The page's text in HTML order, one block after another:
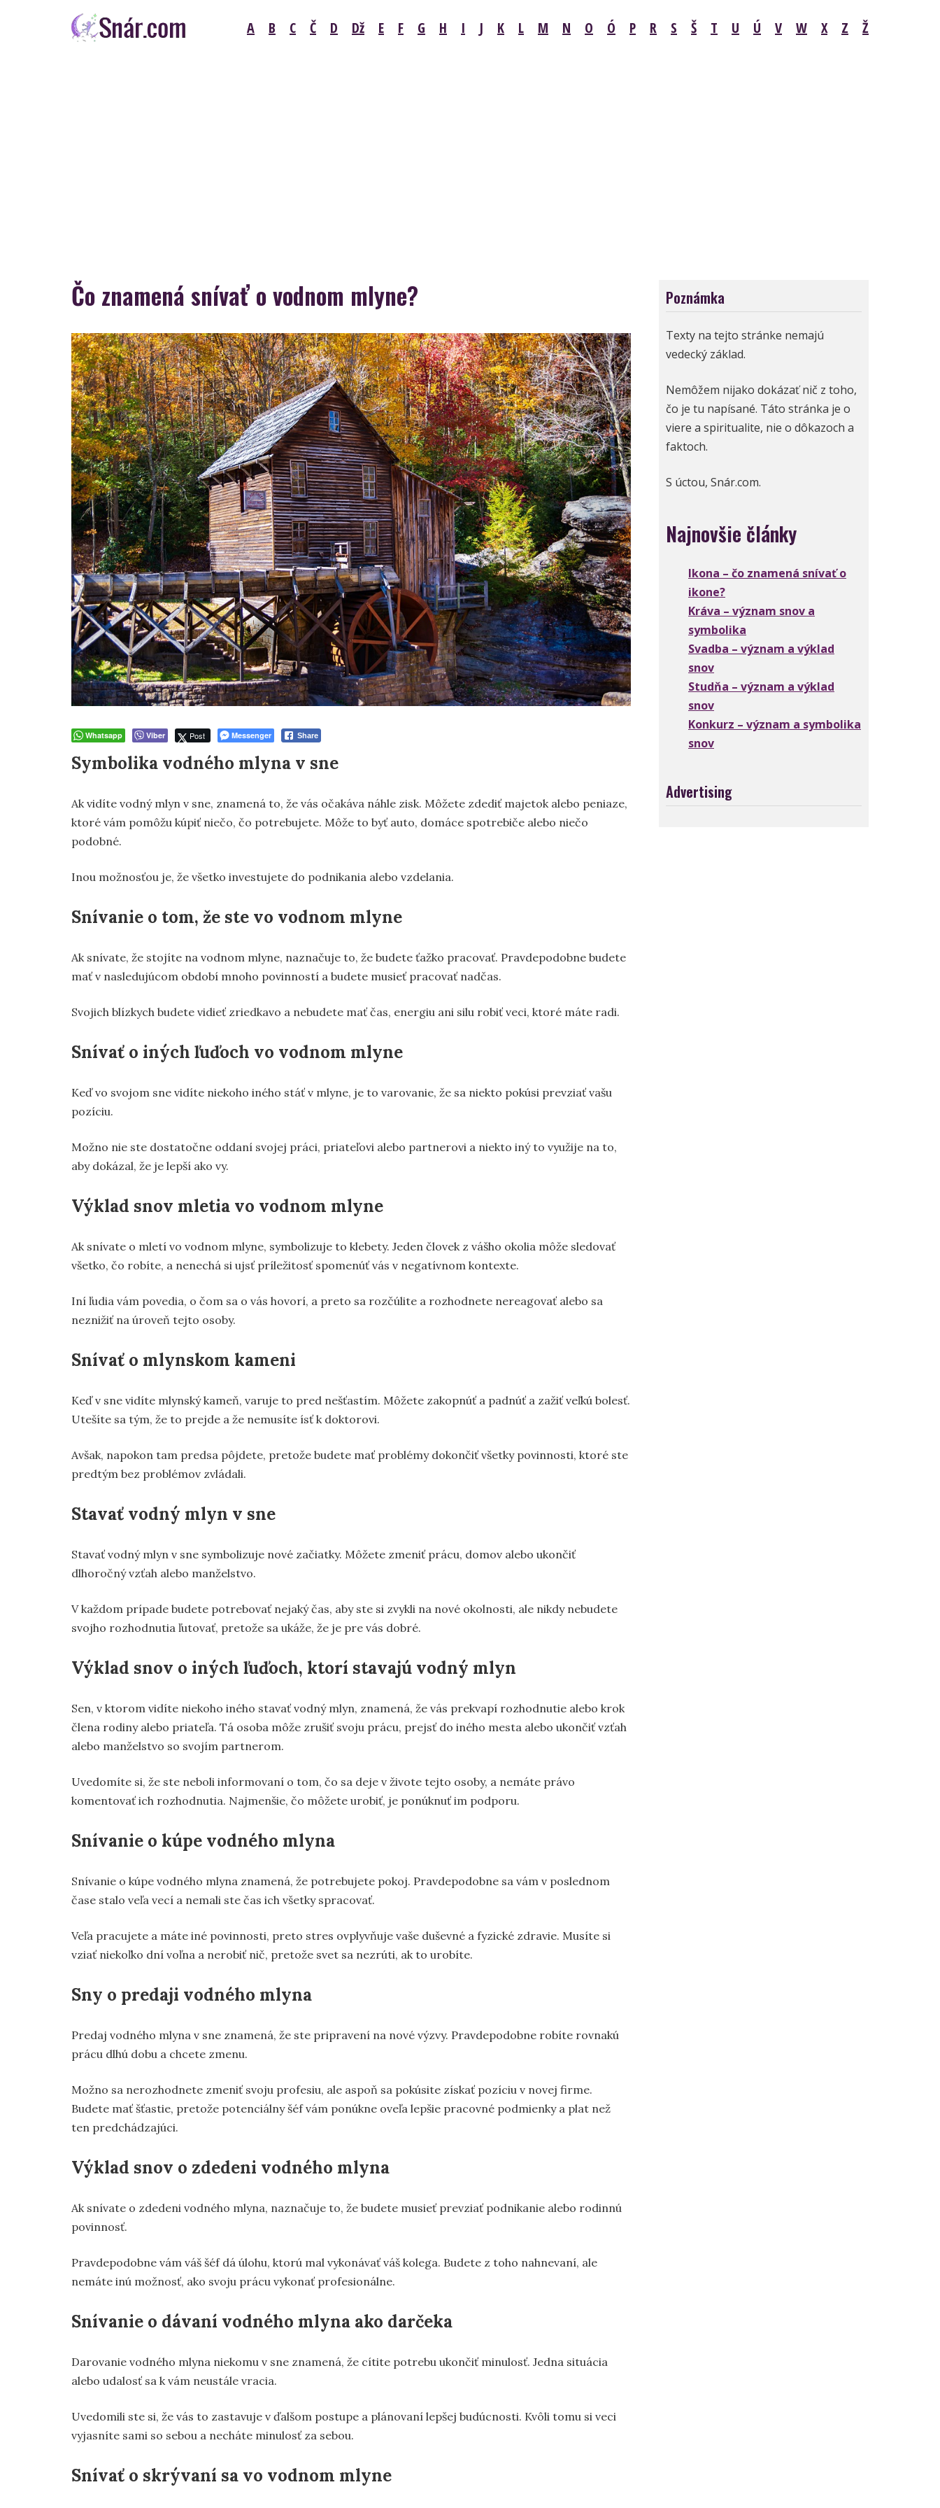
A B C Č D Dž E F G H I J K L M N O Ó P R S Š T U Ú V W X Z Ž
Čo znamená snívať o vodnom mlyne?
Whatsapp Viber Post Messenger Share
Symbolika vodného mlyna v sne
Ak vidíte vodný mlyn v sne, znamená to, že vás očakáva náhle zisk. Môžete zdediť majetok alebo peniaze,
ktoré vám pomôžu kúpiť niečo, čo potrebujete. Môže to byť auto, domáce spotrebiče alebo niečo
podobné.
Inou možnosťou je, že všetko investujete do podnikania alebo vzdelania.
Snívanie o tom, že ste vo vodnom mlyne
Ak snívate, že stojíte na vodnom mlyne, naznačuje to, že budete ťažko pracovať. Pravdepodobne budete
mať v nasledujúcom období mnoho povinností a budete musieť pracovať nadčas.
Svojich blízkych budete vidieť zriedkavo a nebudete mať čas, energiu ani silu robiť veci, ktoré máte radi.
Snívať o iných ľuďoch vo vodnom mlyne
Keď vo svojom sne vidíte niekoho iného stáť v mlyne, je to varovanie, že sa niekto pokúsi prevziať vašu
pozíciu.
Možno nie ste dostatočne oddaní svojej práci, priateľovi alebo partnerovi a niekto iný to využije na to,
aby dokázal, že je lepší ako vy.
Výklad snov mletia vo vodnom mlyne
Ak snívate o mletí vo vodnom mlyne, symbolizuje to klebety. Jeden človek z vášho okolia môže sledovať
všetko, čo robíte, a nenechá si ujsť príležitosť spomenúť vás v negatívnom kontexte.
Iní ľudia vám povedia, o čom sa o vás hovorí, a preto sa rozčúlite a rozhodnete nereagovať alebo sa
neznižiť na úroveň tejto osoby.
Snívať o mlynskom kameni
Keď v sne vidíte mlynský kameň, varuje to pred nešťastím. Môžete zakopnúť a padnúť a zažiť veľkú bolesť.
Utešíte sa tým, že to prejde a že nemusíte ísť k doktorovi.
Avšak, napokon tam predsa pôjdete, pretože budete mať problémy dokončiť všetky povinnosti, ktoré ste
predtým bez problémov zvládali.
Stavať vodný mlyn v sne
Stavať vodný mlyn v sne symbolizuje nové začiatky. Môžete zmeniť prácu, domov alebo ukončiť
dlhoročný vzťah alebo manželstvo.
V každom prípade budete potrebovať nejaký čas, aby ste si zvykli na nové okolnosti, ale nikdy nebudete
svojho rozhodnutia ľutovať, pretože sa ukáže, že je pre vás dobré.
Výklad snov o iných ľuďoch, ktorí stavajú vodný mlyn
Sen, v ktorom vidíte niekoho iného stavať vodný mlyn, znamená, že vás prekvapí rozhodnutie alebo krok
člena rodiny alebo priateľa. Tá osoba môže zrušiť svoju prácu, prejsť do iného mesta alebo ukončiť vzťah
alebo manželstvo so svojím partnerom.
Uvedomíte si, že ste neboli informovaní o tom, čo sa deje v živote tejto osoby, a nemáte právo
komentovať ich rozhodnutia. Najmenšie, čo môžete urobiť, je ponúknuť im podporu.
Snívanie o kúpe vodného mlyna
Snívanie o kúpe vodného mlyna znamená, že potrebujete pokoj. Pravdepodobne sa vám v poslednom
čase stalo veľa vecí a nemali ste čas ich všetky spracovať.
Veľa pracujete a máte iné povinnosti, preto stres ovplyvňuje vaše duševné a fyzické zdravie. Musíte si
vziať niekoľko dní voľna a nerobiť nič, pretože svet sa nezrúti, ak to urobíte.
Sny o predaji vodného mlyna
Predaj vodného mlyna v sne znamená, že ste pripravení na nové výzvy. Pravdepodobne robíte rovnakú
prácu dlhú dobu a chcete zmenu.
Možno sa nerozhodnete zmeniť svoju profesiu, ale aspoň sa pokúsite získať pozíciu v novej firme.
Budete mať šťastie, pretože potenciálny šéf vám ponúkne oveľa lepšie pracovné podmienky a plat než
ten predchádzajúci.
Výklad snov o zdedeni vodného mlyna
Ak snívate o zdedeni vodného mlyna, naznačuje to, že budete musieť prevziať podnikanie alebo rodinnú
povinnosť.
Pravdepodobne vám váš šéf dá úlohu, ktorú mal vykonávať váš kolega. Budete z toho nahnevaní, ale
nemáte inú možnosť, ako svoju prácu vykonať profesionálne.
Snívanie o dávaní vodného mlyna ako darčeka
Darovanie vodného mlyna niekomu v sne znamená, že cítite potrebu ukončiť minulosť. Jedna situácia
alebo udalosť sa k vám neustále vracia.
Uvedomili ste si, že vás to zastavuje v ďalšom postupe a plánovaní lepšej budúcnosti. Kvôli tomu si veci
vyjasníte sami so sebou a necháte minulosť za sebou.
Snívať o skrývaní sa vo vodnom mlyne
Poznámka
Texty na tejto stránke nemajú
vedecký základ.
Nemôžem nijako dokázať nič z toho,
čo je tu napísané. Táto stránka je o
viere a spiritualite, nie o dôkazoch a
faktoch.
S úctou, Snár.com.
Najnovšie články
Ikona – čo znamená snívať o
ikone?
Kráva – význam snov a
symbolika
Svadba – význam a výklad
snov
Studňa – význam a výklad
snov
Konkurz – význam a symbolika
snov
Advertising